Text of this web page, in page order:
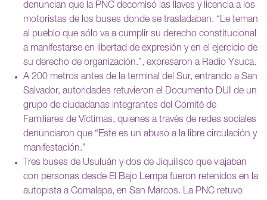
denuncian que la PNC decomisó las llaves y licencia a los
motoristas de los buses donde se trasladaban. “Le teman
al pueblo que sólo va a cumplir su derecho constitucional
a manifestarse en libertad de expresión y en el ejercicio de
su derecho de organización.”, expresaron a Radio Ysuca.
A 200 metros antes de la terminal del Sur, entrando a San
Salvador, autoridades retuvieron el Documento DUI de un
grupo de ciudadanas integrantes del Comité de
Familiares de Víctimas, quienes a través de redes sociales
denunciaron que “Este es un abuso a la libre circulación y
manifestación.”
Tres buses de Usuluán y dos de Jiquilisco que viajaban
con personas desde El Bajo Lempa fueron retenidos en la
autopista a Comalapa, en San Marcos. La PNC retuvo